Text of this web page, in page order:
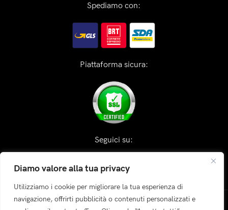
Diamo valore alla tua privacy
Utilizziamo i cookie per migliorare la tua esperienza di
navigazione, offrirti pubblicità o contenuti personalizzati e
Spediamo con:
Piattaforma sicura:
Seguici su: